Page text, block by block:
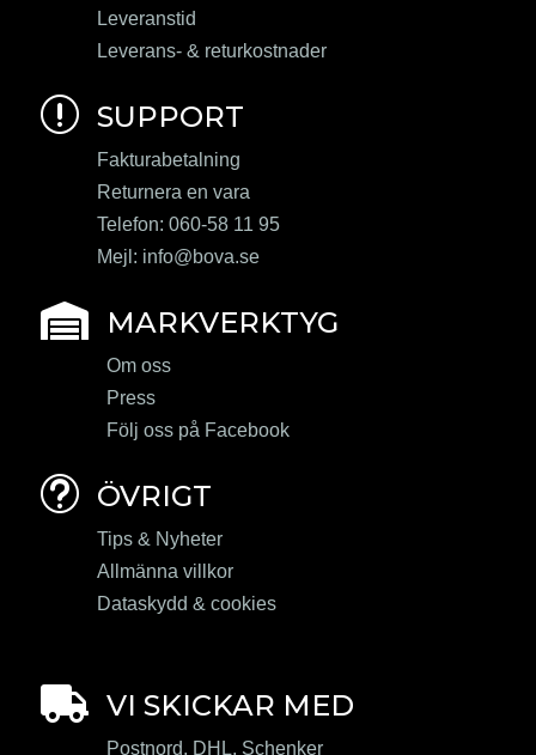
Leveranstid
Leverans- & returkostnader
r SUPPORT
Fakturabetalning
Returnera en vara
Telefon: 060-58 11 95
Mejl: info@bova.se
 MARKVERKTYG
Om oss
Press
Följ oss på Facebook
t ÖVRIGT
Tips & Nyheter
Allmänna villkor
Dataskydd & cookies
 VI SKICKAR MED
Postnord, DHL, Schenker